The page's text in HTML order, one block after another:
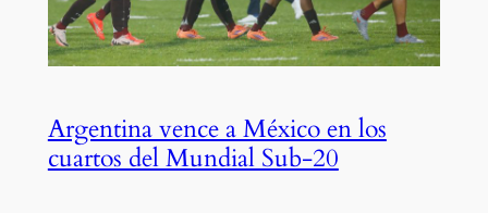
Argentina vence a México en los
cuartos del Mundial Sub-20